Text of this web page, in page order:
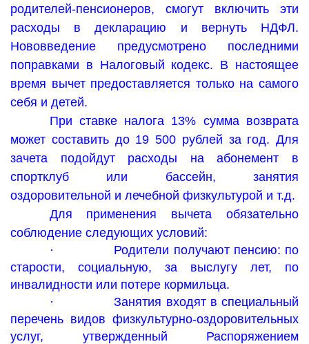
родителей-пенсионеров, смогут включить эти
расходы в декларацию и вернуть НДФЛ.
Нововведение предусмотрено последними
поправками в Налоговый кодекс. В настоящее
время вычет предоставляется только на самого
себя и детей.
При ставке налога 13% сумма возврата
может составить до 19 500 рублей за год. Для
зачета подойдут расходы на абонемент в
спортклуб или бассейн, занятия
оздоровительной и лечебной физкультурой и т.д.
Для применения вычета обязательно
соблюдение следующих условий:
·
Родители получают пенсию: по
старости, социальную, за выслугу лет, по
инвалидности или потере кормильца.
·
Занятия входят в специальный
перечень видов физкультурно-оздоровительных
услуг, утвержденный Распоряжением